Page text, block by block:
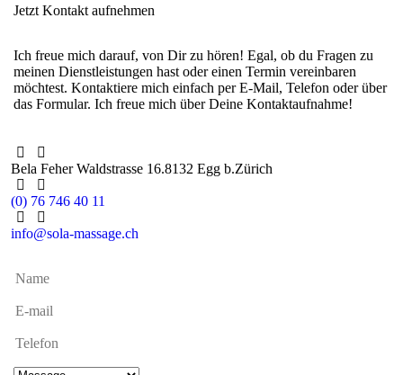
Jetzt Kontakt aufnehmen
Ich freue mich darauf, von Dir zu hören! Egal, ob du Fragen zu
meinen Dienstleistungen hast oder einen Termin vereinbaren
möchtest. Kontaktiere mich einfach per E-Mail, Telefon oder über
das Formular. Ich freue mich über Deine Kontaktaufnahme!
Bela FeherWaldstrasse 16.8132 Egg b.Zürich
(0) 76 746 40 11
info@sola-massage.ch